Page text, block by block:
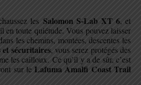
les Salomon S-Lab XT 6, et
en toute quiétude. Vous pouvez laisser
les chemins, montées, descentes les
et sécuritaires, vous serez protégés des
les cailloux. Ce qu’il y a de sûr, c’est
sur leLafuma Amalfi Coast Trail